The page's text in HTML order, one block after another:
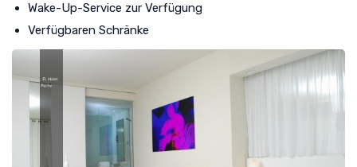
Wake-Up-Service zur Verfügung
Verfügbaren Schränke